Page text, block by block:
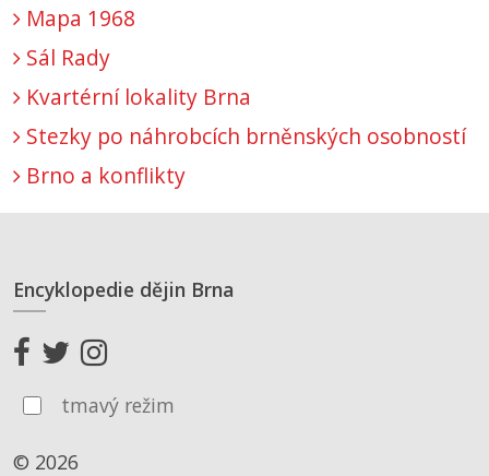
Mapa 1968
Sál Rady
Kvartérní lokality Brna
Stezky po náhrobcích brněnských osobností
Brno a konflikty
Encyklopedie dějin Brna
tmavý režim
© 2026